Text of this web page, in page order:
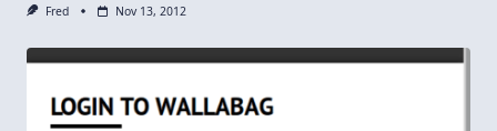
Fred Nov 13, 2012